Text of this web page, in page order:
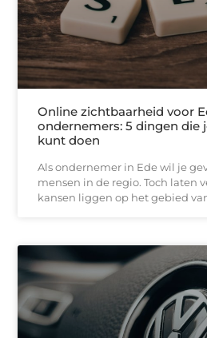
Online zichtbaarheid voor
ondernemers: 5 dingen die
kunt doen
Als ondernemer in Ede wil je
mensen in de regio. Toch laten
kansen liggen op het gebied